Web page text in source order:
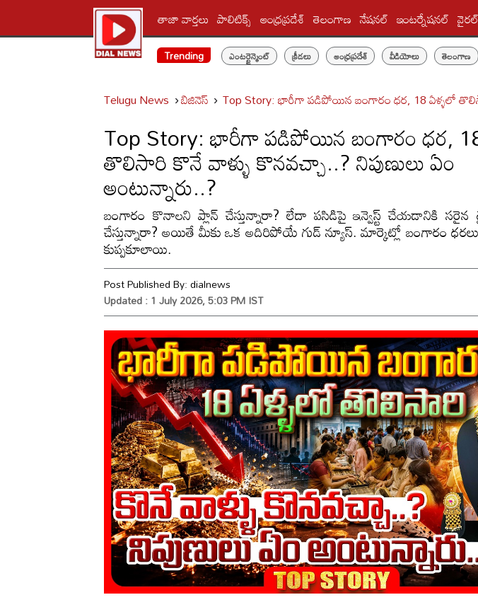
తాజా వార్తలు పాలిటిక్స్‌ ఆంధ్రప్రదేశ్ తెలంగాణ నేషనల్ ఇంటర్నేషనల్ వైరల్
Trending
ఎంటర్టైన్మెంట్ క్రీడలు ఆంధ్రప్రదేశ్ వీడియోలు తెలంగాణ
Telugu News బిజినెస్ Top Story: భారీగా పడిపోయిన బంగారం ధర, 18 ఏళ్ళలో
Top Story: భారీగా పడిపోయిన బంగారం ధర,
తొలిసారి కొనే వాళ్ళు కొనవచ్చా..? నిపుణులు ఏం
అంటున్నారు..?
బంగారం కొనాలని ప్లాన్ చేస్తున్నారా? లేదా పసిడిపై ఇన్వెస్ట్ చేయడానికి
చేస్తున్నారా? అయితే మీకు ఒక అదిరిపోయే గుడ్ న్యూస్. మార్కెట్లో బంగారం
కుప్పకూలాయి.
Post Published By:dialnews
Updated : 1 July 2026, 5:03 PM IST